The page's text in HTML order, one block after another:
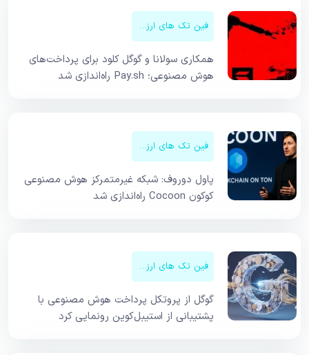
فین تک های ارزهای دیجیتال
همکاری سولانا و گوگل کلود برای پرداخت‌های
هوش مصنوعی؛ Pay.sh راه‌اندازی شد
فین تک های ارزهای دیجیتال
پاول دوروف: شبکه غیرمتمرکز هوش مصنوعی
کوکون Cocoon راه‌اندازی شد
فین تک های ارزهای دیجیتال
گوگل از پروتکل پرداخت هوش مصنوعی با
پشتیبانی از استیبل‌کوین رونمایی کرد